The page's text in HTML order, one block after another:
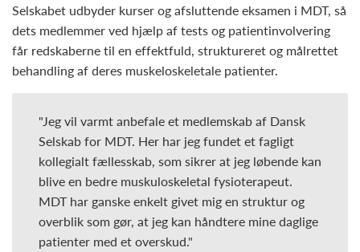
Selskabet udbyder kurser og afsluttende eksamen i MDT, så
dets medlemmer ved hjælp af tests og patientinvolvering
får redskaberne til en effektfuld, struktureret og målrettet
behandling af deres muskeloskeletale patienter.
"Jeg vil varmt anbefale et medlemskab af Dansk
Selskab for MDT. Her har jeg fundet et fagligt
kollegialt fællesskab, som sikrer at jeg løbende kan
blive en bedre muskuloskeletal fysioterapeut.
MDT har ganske enkelt givet mig en struktur og
overblik som gør, at jeg kan håndtere mine daglige
patienter med et overskud."